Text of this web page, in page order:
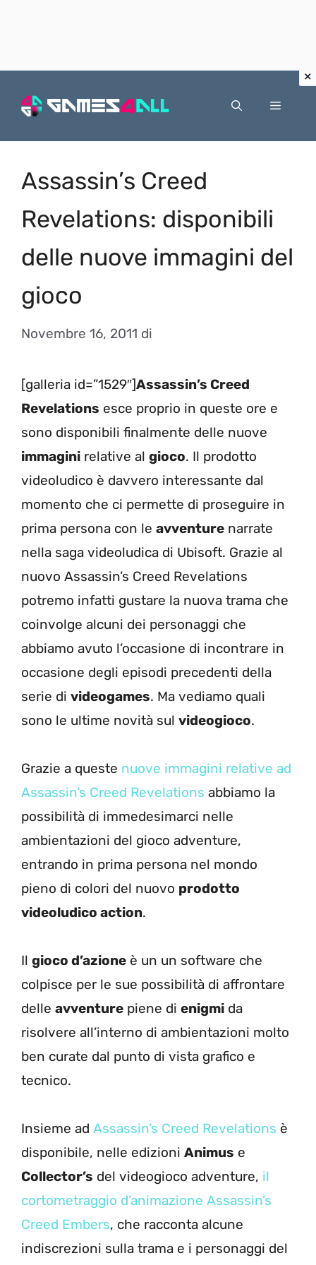
Menu
Assassin’s Creed
Revelations: disponibili
delle nuove immagini del
gioco
Novembre 16, 2011 di
[galleria id=”1529″]Assassin’s Creed
Revelations esce proprio in queste ore e
sono disponibili finalmente delle nuove
immagini relative al gioco. Il prodotto
videoludico è davvero interessante dal
momento che ci permette di proseguire in
prima persona con le avventure narrate
nella saga videoludica di Ubisoft. Grazie al
nuovo Assassin’s Creed Revelations
potremo infatti gustare la nuova trama che
coinvolge alcuni dei personaggi che
abbiamo avuto l’occasione di incontrare in
occasione degli episodi precedenti della
serie di videogames. Ma vediamo quali
sono le ultime novità sul videogioco.
Grazie a queste nuove immagini relative ad
Assassin’s Creed Revelations abbiamo la
possibilità di immedesimarci nelle
ambientazioni del gioco adventure,
entrando in prima persona nel mondo
pieno di colori del nuovo prodotto
videoludico action.
Il gioco d’azione è un un software che
colpisce per le sue possibilità di affrontare
delle avventure piene di enigmi da
risolvere all’interno di ambientazioni molto
ben curate dal punto di vista grafico e
tecnico.
Insieme ad Assassin’s Creed Revelations è
disponibile, nelle edizioni Animus e
Collector’s del videogioco adventure, il
cortometraggio d’animazione Assassin’s
Creed Embers, che racconta alcune
indiscrezioni sulla trama e i personaggi del